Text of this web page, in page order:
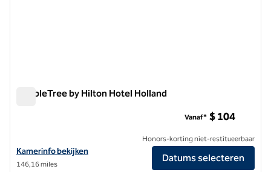
DoubleTree by Hilton Hotel Holland
Bekijk hoteldetails voor DoubleTree by Hilton Hotel Holland
Kamerinfo bekijken
146,16 miles
Vanaf* $ 104
Honors-korting niet-restitueerbaar
Datums selecteren